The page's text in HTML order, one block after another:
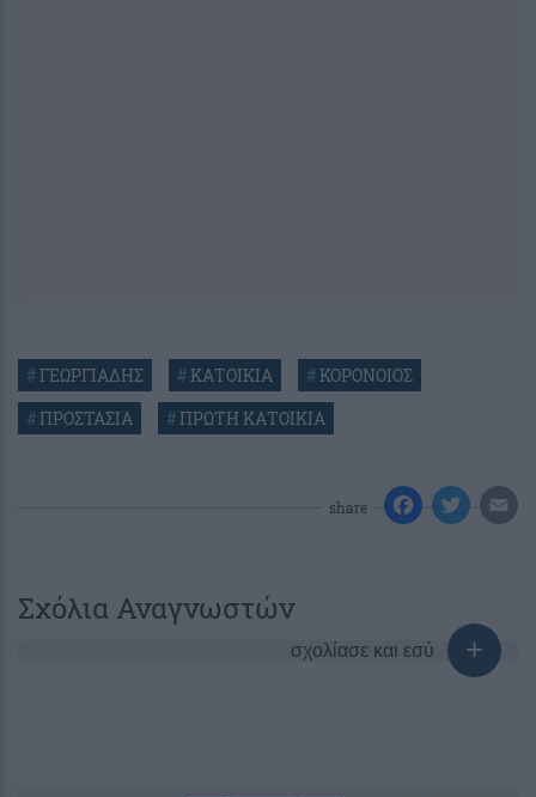
#ΓΕΩΡΓΙΑΔΗΣ #ΚΑΤΟΙΚΙΑ #ΚΟΡΟΝΟΙΟΣ
#ΠΡΟΣΤΑΣΙΑ #ΠΡΩΤΗ ΚΑΤΟΙΚΙΑ
share
Σχόλια Αναγνωστών
σχολίασε και εσύ